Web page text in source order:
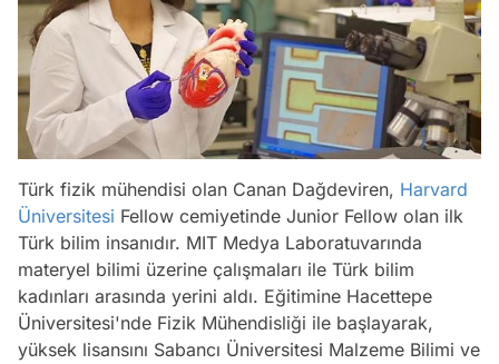
Türk fizik mühendisi olan Canan Dağdeviren, Harvard
Üniversitesi Fellow cemiyetinde Junior Fellow olan ilk
Türk bilim insanıdır. MIT Medya Laboratuvarında
materyel bilimi üzerine çalışmaları ile Türk bilim
kadınları arasında yerini aldı. Eğitimine Hacettepe
Üniversitesi'nde Fizik Mühendisliği ile başlayarak,
yüksek lisansını Sabancı Üniversitesi Malzeme Bilimi ve